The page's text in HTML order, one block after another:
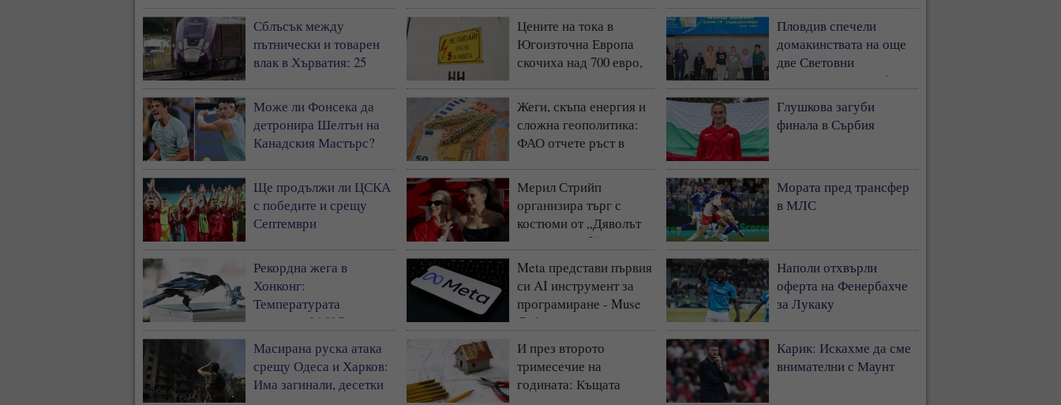
Сблъсък между
пътнически и товарен
влак в Хърватия: 25
Може ли Фонсека да
детронира Шелтън на
Канадския Мастърс?
Ще продължи ли ЦСКА
с победите и срещу
Септември
Рекордна жега в
Хонконг:
Температурата
достигна 36,9°C за
първи път от 1884 г.
Масирана руска атака
срещу Одеса и Харков:
Има загинали, десетки
Цените на тока в
Югоизточна Европа
скочиха над 700 евро,
най-евтините пазари
Жеги, скъпа енергия и
сложна геополитика:
ФАО отчете ръст в
храните
Мерил Стрийп
организира търг с
костюми от „Дяволът
носи Прада 2“
Meta представи първия
си AI инструмент за
програмиране - Muse
Code
И през второто
тримесечие на
годината: Къщата
Пловдив спечели
домакинствата на още
две Световни
първенства по гребане
Глушкова загуби
финала в Сърбия
Мората пред трансфер
в МЛС
Наполи отхвърли
оферта на Фенербахче
за Лукаку
Карик: Искахме да сме
внимателни с Маунт